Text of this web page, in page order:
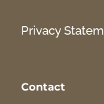
Privacy
Contact